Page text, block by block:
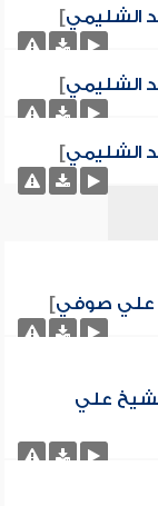
الشليمي]
الشليمي]
الشليمي]
علي صوفي]
علي